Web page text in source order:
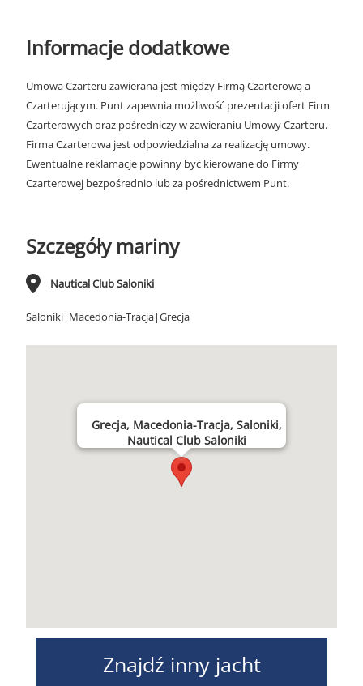
Informacje dodatkowe
Umowa Czarteru zawierana jest między Firmą Czarterową a
Czarterującym. Punt zapewnia możliwość prezentacji ofert Firm
Czarterowych oraz pośredniczy w zawieraniu Umowy Czarteru.
Firma Czarterowa jest odpowiedzialna za realizację umowy.
Ewentualne reklamacje powinny być kierowane do Firmy
Czarterowej bezpośrednio lub za pośrednictwem Punt.
Szczegóły mariny
Nautical Club Saloniki
Saloniki|Macedonia-Tracja|Grecja
Grecja, Macedonia-Tracja, Saloniki,
Nautical Club Saloniki